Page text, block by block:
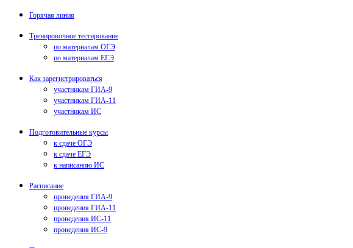
Горячая линия
Тренировочное тестирование
по материалам ОГЭ
по материалам ЕГЭ
Как зарегистрироваться
участникам ГИА-9
участникам ГИА-11
участникам ИС
Подготовительные курсы
к сдаче ОГЭ
к сдаче ЕГЭ
к написанию ИС
Расписание
проведения ГИА-9
проведения ГИА-11
проведения ИС-11
проведения ИС-9